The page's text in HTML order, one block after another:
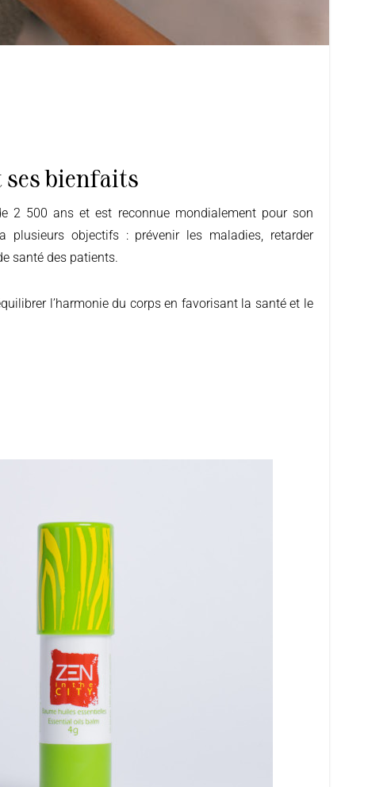
ses bienfaits
objectifs : prévenir les maladies, retarder
santé des patients.
l’harmonie du corps en favorisant la santé et le